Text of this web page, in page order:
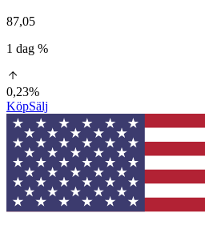
87,05
1 dag %
0,23%
KöpSälj